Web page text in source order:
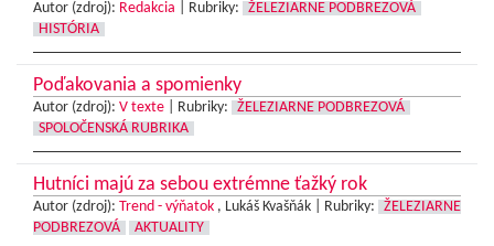
Autor (zdroj): Redakcia Rubriky:
ŽELEZIARNE PODBREZOVÁ
HISTÓRIA
Poďakovania a spomienky
Autor (zdroj): V texte Rubriky:
ŽELEZIARNE PODBREZOVÁ
SPOLOČENSKÁ RUBRIKA
Hutníci majú za sebou extrémne ťažký rok
Autor (zdroj): Trend - výňatok , Lukáš Kvašňák | Rubriky:
ŽELEZIARNE
PODBREZOVÁ
AKTUALITY